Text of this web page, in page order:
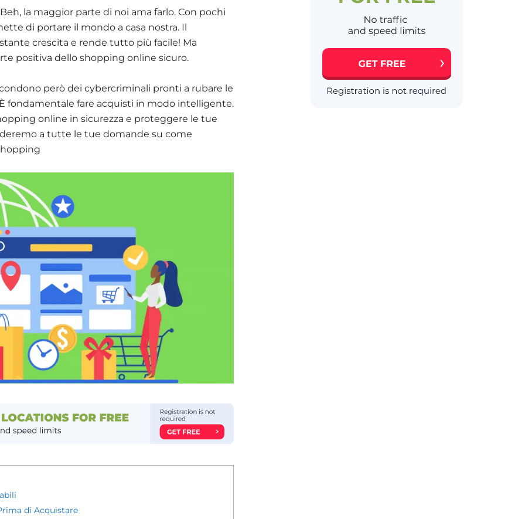
la maggior parte di noi ama farlo. Con pochi
di portare il mondo a casa nostra. Il
crescita e rende tutto più facile! Ma
positiva dello shopping online sicuro.
però dei cybercriminali pronti a rubare le
fondamentale fare acquisti in modo intelligente.
online in sicurezza e proteggere le tue
a tutte le tue domande su come
di Acquistare